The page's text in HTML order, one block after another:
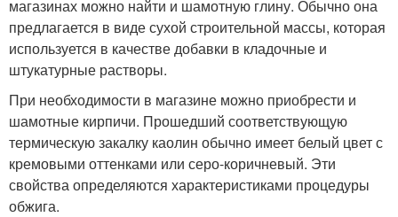
магазинах можно найти и шамотную глину. Обычно она
предлагается в виде сухой строительной массы, которая
используется в качестве добавки в кладочные и
штукатурные растворы.
При необходимости в магазине можно приобрести и
шамотные кирпичи. Прошедший соответствующую
термическую закалку каолин обычно имеет белый цвет с
кремовыми оттенками или серо-коричневый. Эти
свойства определяются характеристиками процедуры
обжига.